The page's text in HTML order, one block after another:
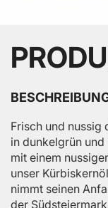
Frisch und nussig
in dunkelgrün
mit einem
unser
nimmt seinen
der